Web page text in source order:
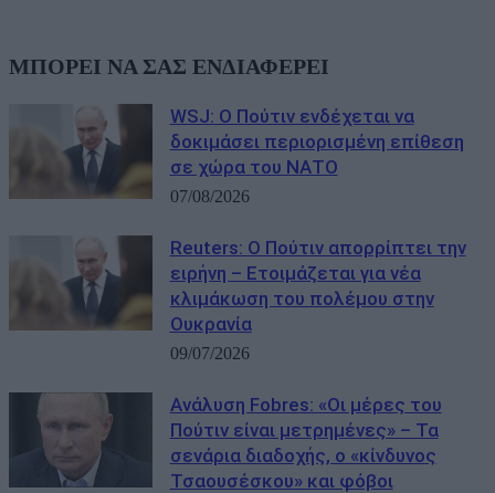
ΜΠΟΡΕΙ ΝΑ ΣΑΣ ΕΝΔΙΑΦΕΡΕΙ
WSJ: Ο Πούτιν ενδέχεται να
δοκιμάσει περιορισμένη επίθεση
σε χώρα του ΝΑΤΟ
07/08/2026
Reuters: Ο Πούτιν απορρίπτει την
ειρήνη – Ετοιμάζεται για νέα
κλιμάκωση του πολέμου στην
Ουκρανία
09/07/2026
Ανάλυση Fobres: «Οι μέρες του
Πούτιν είναι μετρημένες» – Τα
σενάρια διαδοχής, ο «κίνδυνος
Τσαουσέσκου» και φόβοι